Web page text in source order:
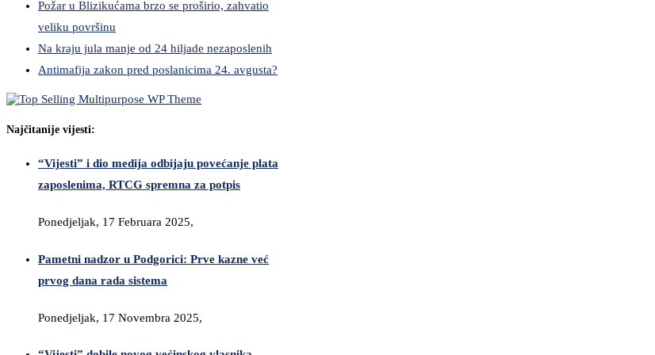
Požar u Blizikućama brzo se proširio, zahvatio
veliku površinu
Na kraju jula manje od 24 hiljade nezaposlenih
Antimafija zakon pred poslanicima 24. avgusta?
Najčitanije vijesti:
“Vijesti” i dio medija odbijaju povećanje plata
zaposlenima, RTCG spremna za potpis
Ponedjeljak, 17 Februara 2025,
Pametni nadzor u Podgorici: Prve kazne već
prvog dana rada sistema
Ponedjeljak, 17 Novembra 2025,